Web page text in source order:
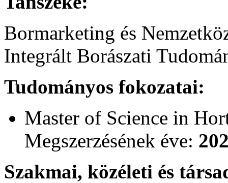
Bormarketing és
Integrált Borászati
Tudományos fokozatai:
Master of Science in
Megszerzésének éve:
Szakmai, közéleti és